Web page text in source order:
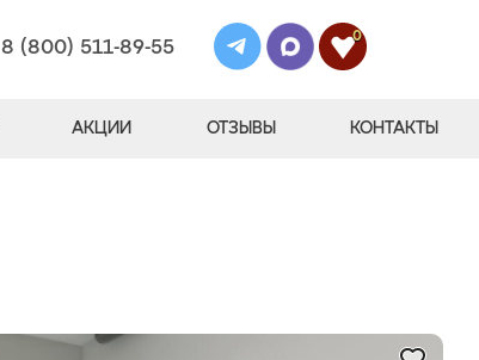
8 (800) 511-89-55
0
АКЦИИ ОТЗЫВЫ КОНТАКТЫ